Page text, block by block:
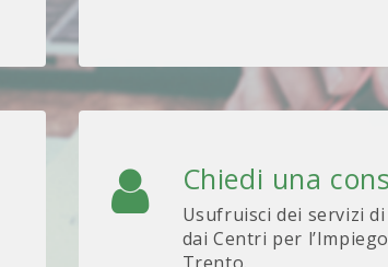
Chiedi una
Usufruisci dei servizi
dai Centri per